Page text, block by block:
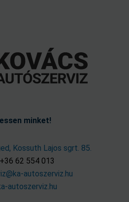
minket!
Kossuth Lajos sgrt. 85.
+36 62 554 013
autoszerviz.hu
autoszerviz.hu